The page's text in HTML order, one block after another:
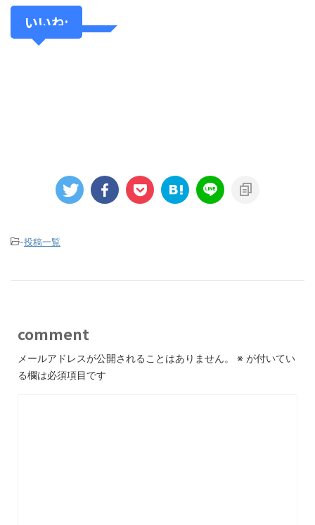
いいね:
-投稿一覧
comment
メールアドレスが公開されることはありません。 ※ が付いてい
る欄は必須項目です